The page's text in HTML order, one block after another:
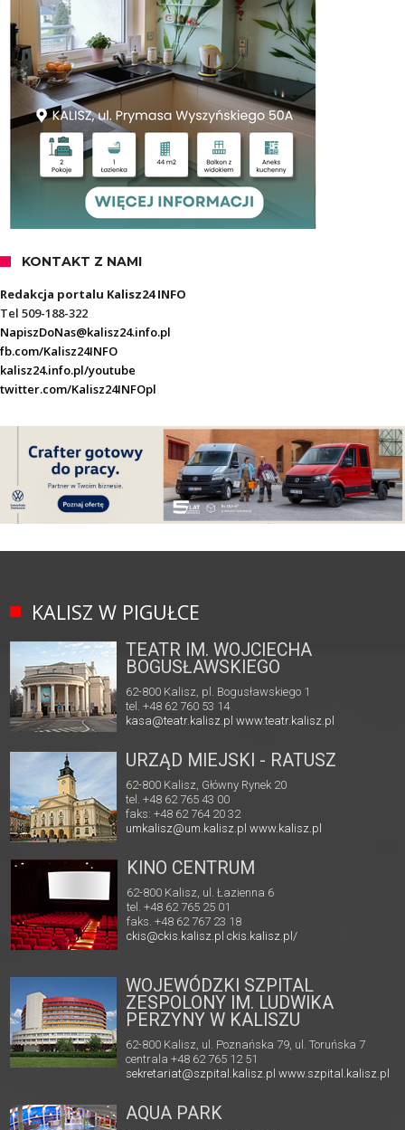
KONTAKT Z NAMI
Redakcja portalu Kalisz24 INFO
Tel 509-188-322
NapiszDoNas@kalisz24.info.pl
fb.com/Kalisz24INFO
kalisz24.info.pl/youtube
twitter.com/Kalisz24INFOpl
KALISZ W PIGUŁCE
TEATR IM. WOJCIECHA
BOGUSŁAWSKIEGO
62-800 Kalisz, pl. Bogusławskiego 1
tel. +48 62 760 53 14
kasa@teatr.kalisz.pl www.teatr.kalisz.pl
URZĄD MIEJSKI - RATUSZ
62-800 Kalisz, Główny Rynek 20
tel. +48 62 765 43 00
faks: +48 62 764 20 32
umkalisz@um.kalisz.plwww.kalisz.pl
KINO CENTRUM
62-800 Kalisz, ul. Łazienna 6
tel. +48 62 765 25 01
faks. +48 62 767 23 18
ckis@ckis.kalisz.pl ckis.kalisz.pl/
WOJEWÓDZKI SZPITAL
ZESPOLONY IM. LUDWIKA
PERZYNY W KALISZU
62-800 Kalisz, ul. Poznańska 79, ul. Toruńska 7
centrala +48 62 765 12 51
sekretariat@szpital.kalisz.pl www.szpital.kalisz.pl
AQUA PARK